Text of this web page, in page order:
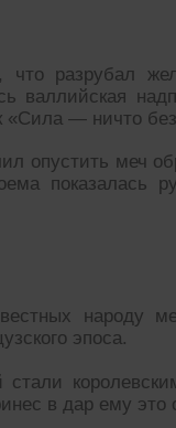
что разрубал
валлийская
«Сила — ничто
опустить меч
показалась
народу
эпоса.
в дар ему это